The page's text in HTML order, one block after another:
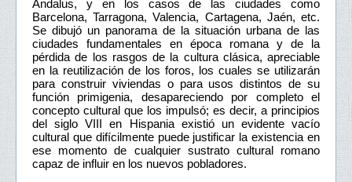
Andalus, y en los casos de las ciudades como
Barcelona, Tarragona, Valencia, Cartagena, Jaén, etc.
Se dibujó un panorama de la situación urbana de las
ciudades fundamentales en época romana y de la
pérdida de los rasgos de la cultura clásica, apreciable
en la reutilización de los foros, los cuales se utilizarán
para construir viviendas o para usos distintos de su
función primigenia, desapareciendo por completo el
concepto cultural que los impulsó; es decir, a principios
del siglo VIII en Hispania existió un evidente vacío
cultural que difícilmente puede justificar la existencia en
ese momento de cualquier sustrato cultural romano
capaz de influir en los nuevos pobladores.